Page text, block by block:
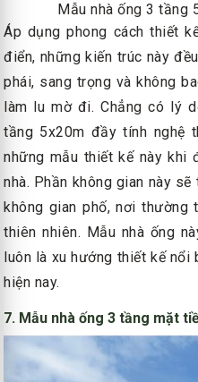
Mẫu nhà ống 3 tầng
Áp dụng phong cách thiết
điển, những kiến trúc này
phái, sang trọng và không
làm lu mờ đi. Chẳng có lý
tầng 5x20m đầy tính nghệ
những mẫu thiết kế này khi
nhà. Phần không gian này
không gian phố, nơi
thiên nhiên. Mẫu nhà ống
luôn là xu hướng thiết kế
hiện nay.
7. Mẫu nhà ống 3 tầng mặt